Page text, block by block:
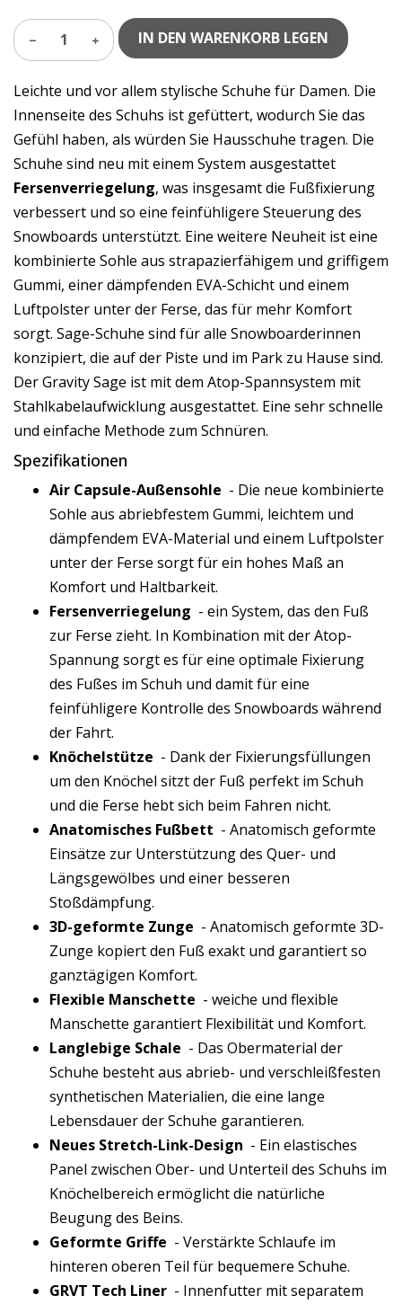
1 IN DEN WARENKORB LEGEN
Leichte und vor allem stylische Schuhe für Damen. Die
Innenseite des Schuhs ist gefüttert, wodurch Sie das
Gefühl haben, als würden Sie Hausschuhe tragen. Die
Schuhe sind neu mit einem System ausgestattet
Fersenverriegelung, was insgesamt die Fußfixierung
verbessert und so eine feinfühligere Steuerung des
Snowboards unterstützt. Eine weitere Neuheit ist eine
kombinierte Sohle aus strapazierfähigem und griffigem
Gummi, einer dämpfenden EVA-Schicht und einem
Luftpolster unter der Ferse, das für mehr Komfort
sorgt. Sage-Schuhe sind für alle Snowboarderinnen
konzipiert, die auf der Piste und im Park zu Hause sind.
Der Gravity Sage ist mit dem Atop-Spannsystem mit
Stahlkabelaufwicklung ausgestattet. Eine sehr schnelle
und einfache Methode zum Schnüren.
Spezifikationen
Air Capsule-Außensohle - Die neue kombinierte
Sohle aus abriebfestem Gummi, leichtem und
dämpfendem EVA-Material und einem Luftpolster
unter der Ferse sorgt für ein hohes Maß an
Komfort und Haltbarkeit.
Fersenverriegelung - ein System, das den Fuß
zur Ferse zieht. In Kombination mit der Atop-
Spannung sorgt es für eine optimale Fixierung
des Fußes im Schuh und damit für eine
feinfühligere Kontrolle des Snowboards während
der Fahrt.
Knöchelstütze - Dank der Fixierungsfüllungen
um den Knöchel sitzt der Fuß perfekt im Schuh
und die Ferse hebt sich beim Fahren nicht.
Anatomisches Fußbett - Anatomisch geformte
Einsätze zur Unterstützung des Quer- und
Längsgewölbes und einer besseren
Stoßdämpfung.
3D-geformte Zunge - Anatomisch geformte 3D-
Zunge kopiert den Fuß exakt und garantiert so
ganztägigen Komfort.
Flexible Manschette - weiche und flexible
Manschette garantiert Flexibilität und Komfort.
Langlebige Schale - Das Obermaterial der
Schuhe besteht aus abrieb- und verschleißfesten
synthetischen Materialien, die eine lange
Lebensdauer der Schuhe garantieren.
Neues Stretch-Link-Design - Ein elastisches
Panel zwischen Ober- und Unterteil des Schuhs im
Knöchelbereich ermöglicht die natürliche
Beugung des Beins.
Geformte Griffe - Verstärkte Schlaufe im
hinteren oberen Teil für bequemere Schuhe.
GRVT Tech Liner - Innenfutter mit separatem